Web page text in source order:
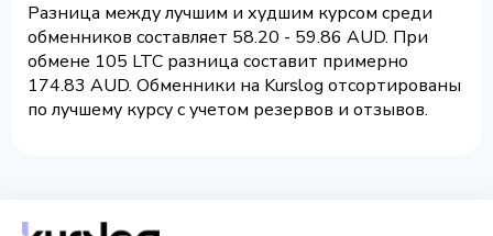
Разница между лучшим и худшим курсом среди
обменников составляет 58.20 - 59.86 AUD. При
обмене 105 LTC разница составит примерно
174.83 AUD. Обменники на Kurslog отсортированы
по лучшему курсу с учетом резервов и отзывов.